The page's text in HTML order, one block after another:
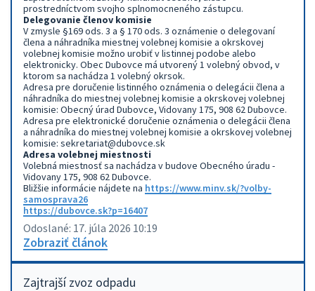
prostredníctvom svojho splnomocneného zástupcu.
Delegovanie členov komisie
V zmysle §169 ods. 3 a § 170 ods. 3 oznámenie o delegovaní
člena a náhradníka miestnej volebnej komisie a okrskovej
volebnej komisie možno urobiť v listinnej podobe alebo
elektronicky. Obec Dubovce má utvorený 1 volebný obvod, v
ktorom sa nachádza 1 volebný okrsok.
Adresa pre doručenie listinného oznámenia o delegácii člena a
náhradníka do miestnej volebnej komisie a okrskovej volebnej
komisie: Obecný úrad Dubovce, Vidovany 175, 908 62 Dubovce.
Adresa pre elektronické doručenie oznámenia o delegácii člena
a náhradníka do miestnej volebnej komisie a okrskovej volebnej
komisie: sekretariat@dubovce.sk
Adresa volebnej miestnosti
Volebná miestnosť sa nachádza v budove Obecného úradu -
Vidovany 175, 908 62 Dubovce.
Bližšie informácie nájdete na https://www.minv.sk/?volby-
samosprava26
https://dubovce.sk?p=16407
Odoslané: 17. júla 2026 10:19
Zobraziť článok
Zajtrajší zvoz odpadu